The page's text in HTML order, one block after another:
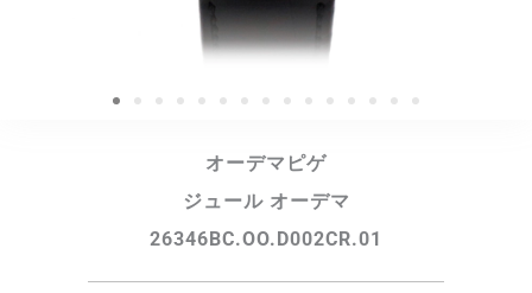
オーデマピゲ
ジュール オーデマ
26346BC.OO.D002CR.01